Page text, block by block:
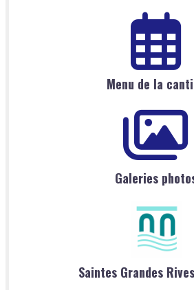
Menu de la
Galeries
Saintes Grandes